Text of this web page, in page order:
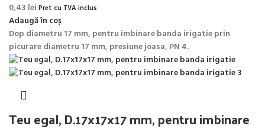
0,43 lei Pret cu TVA inclus
Adaugă în coș
Dop diametru 17 mm, pentru imbinare banda irigatie prin
picurare diametru 17 mm, presiune joasa, PN 4.
Teu egal, D.17x17x17 mm, pentru imbinare